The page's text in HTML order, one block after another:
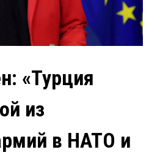
«Турция
из
в НАТО и